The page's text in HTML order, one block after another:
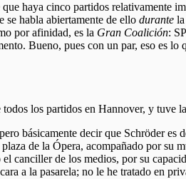
haya cinco partidos relativamente
se habla abiertamente de ello durante
por afinidad, es la Gran Coalición:
Bueno, pues con un par, eso es lo
los partidos en Hannover, y tuve
básicamente decir que Schröder
de la Ópera, acompañado por
canciller de los medios, por su
a la pasarela; no le he tratado en